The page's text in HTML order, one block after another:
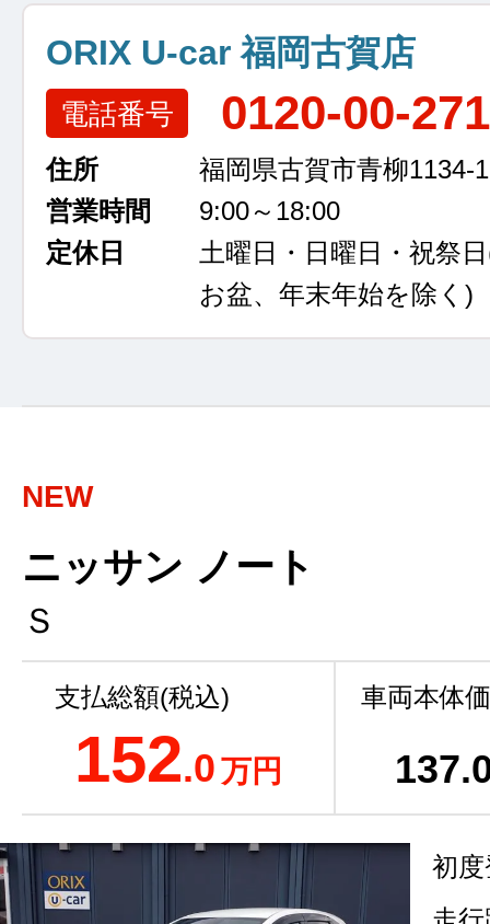
ORIX U-car 福岡古賀店
電話番号 0120-00-
住所
福岡県古賀市青柳1134-1
営業時間
9:00～18:00
定休日
土曜日・日曜日・祝祭日
お盆、年末年始を除く)
NEW
ニッサン ノート
Ｓ
支払総額(税込)
152.0万円
車両本体
137
初